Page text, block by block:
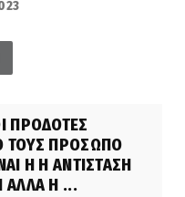
ΠΡΟΔΟΤΕΣ
ΤΟΥΣ ΠΡΟΣΩΠΟ
Η Η ΑΝΤΙΣΤΑΣΗ
ΑΛΛΑ Η ...